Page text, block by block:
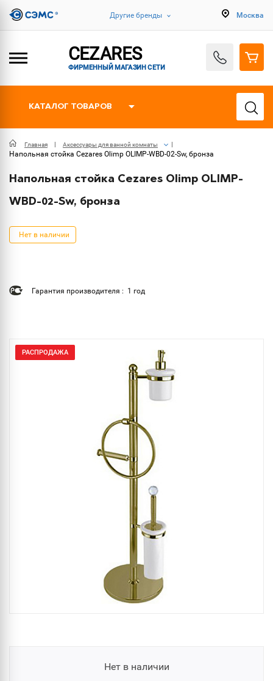
Другие бренды Москва
CEZARES
ФИРМЕННЫЙ МАГАЗИН СЕТИ
КАТАЛОГ ТОВАРОВ
Главная Аксессуары для ванной комнаты
Напольная стойка Cezares Olimp OLIMP-WBD-02-Sw, бронза
Напольная стойка Cezares Olimp OLIMP-
WBD-02-Sw, бронза
Нет в наличии
Гарантия производителя : 1 год
РАСПРОДАЖА
Нет в наличии